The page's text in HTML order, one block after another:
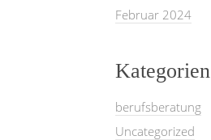
Februar 2024
Kategorien
berufsberatung
Uncategorized